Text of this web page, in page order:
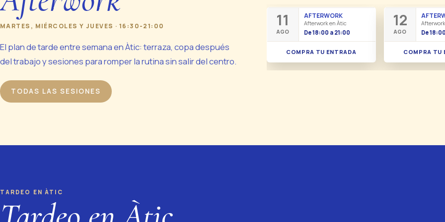
MARTES, MIÉRCOLES Y JUEVES · 16:30-21:00
El plan de tarde entre semana en Àtic: terraza, copa después
del trabajo y sesiones para romper la rutina sin salir del centro.
TODAS LAS SESIONES
11
AGO
AFTERWORK
Afterwork en Àtic
De 18:00 a 21:00
COMPRA TU ENTRADA
12
AGO
De
COMPRA TU
TARDEO EN ÀTIC